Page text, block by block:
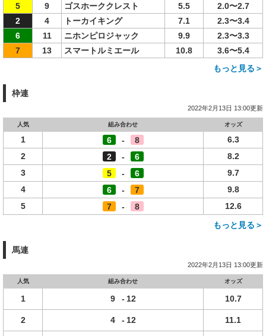
5
9 ゴスホーククレスト 5.5
2.0〜2.7
2
4 トーカイキング 7.1
2.3〜3.4
6
11 ニホンピロジャック 9.9
2.3〜3.3
7
13 スマートルミエール 10.8
3.6〜5.4
もっと見る＞
枠連
2022年2月13日 13:00更新
人気 組み合わせ オッズ
1 6 - 8
6.3
2
2 - 6
8.2
3
5 - 6
9.7
4
6 - 7
9.8
5
7 - 8
12.6
もっと見る＞
馬連
2022年2月13日 13:00更新
人気 組み合わせ オッズ
1 9 - 12 10.7
2 4 - 12 11.1